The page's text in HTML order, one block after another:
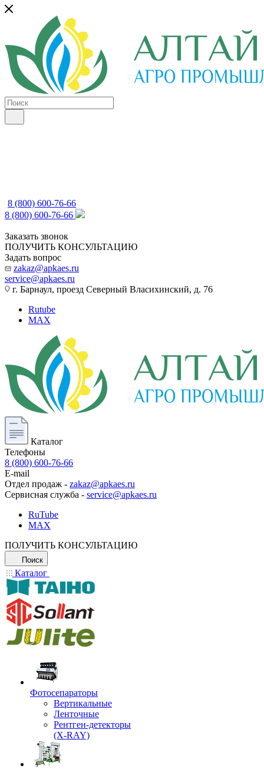
8 (800) 600-76-66
8 (800) 600-76-66
Заказать звонок
ПОЛУЧИТЬ КОНСУЛЬТАЦИЮ
Задать вопрос
zakaz@apkaes.ru
service@apkaes.ru
г. Барнаул, проезд Северный Власихинский, д. 76
Rutube
MAX
Каталог
Телефоны
8 (800) 600-76-66
E-mail
Отдел продаж - zakaz@apkaes.ru
Сервисная служба - service@apkaes.ru
RuTube
MAX
ПОЛУЧИТЬ КОНСУЛЬТАЦИЮ
Поиск
Каталог
Фотосепараторы
Вертикальные
Ленточные
Рентген-детекторы
(X-RAY)